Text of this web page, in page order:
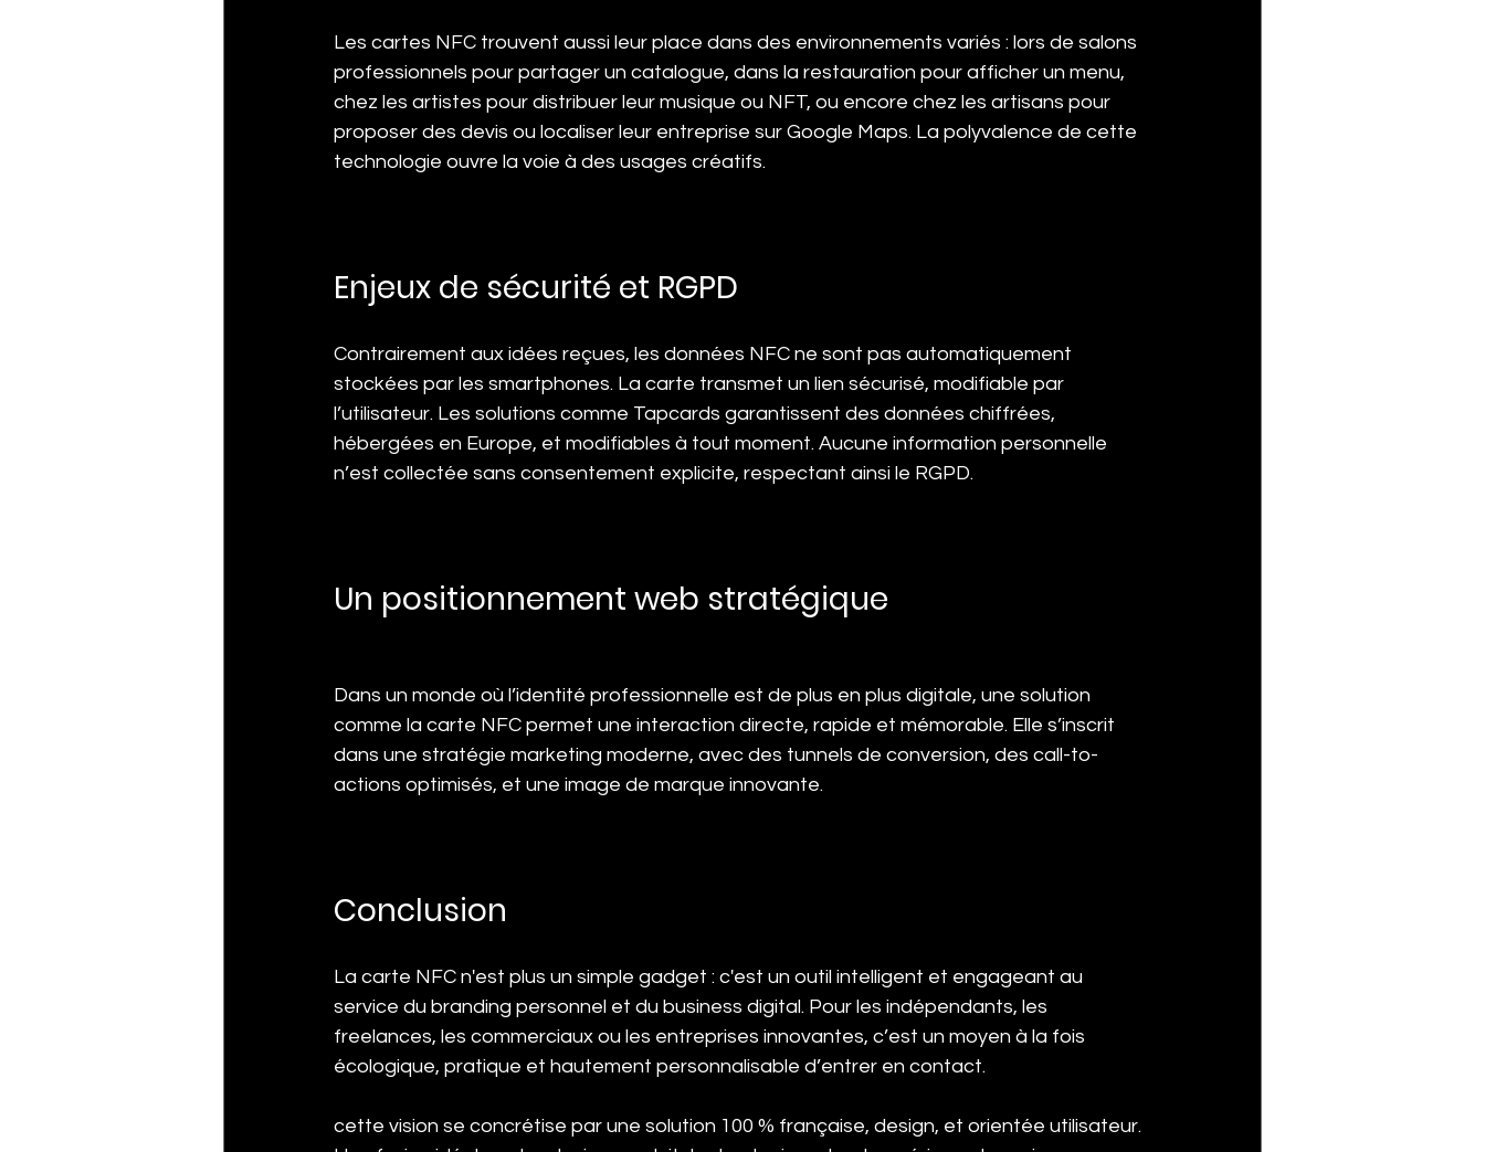
Les cartes NFC trouvent aussi leur place dans des environnements variés : lors de salons
professionnels pour partager un catalogue, dans la restauration pour afficher un menu,
chez les artistes pour distribuer leur musique ou NFT, ou encore chez les artisans pour
proposer des devis ou localiser leur entreprise sur Google Maps. La polyvalence de cette
technologie ouvre la voie à des usages créatifs.
Enjeux de sécurité et RGPD
Contrairement aux idées reçues, les données NFC ne sont pas automatiquement
stockées par les smartphones. La carte transmet un lien sécurisé, modifiable par
l’utilisateur. Les solutions comme Tapcards garantissent des données chiffrées,
hébergées en Europe, et modifiables à tout moment. Aucune information personnelle
n’est collectée sans consentement explicite, respectant ainsi le RGPD.
Un positionnement web stratégique
Dans un monde où l’identité professionnelle est de plus en plus digitale, une solution
comme la carte NFC permet une interaction directe, rapide et mémorable. Elle s’inscrit
dans une stratégie marketing moderne, avec des tunnels de conversion, des call-to-
actions optimisés, et une image de marque innovante.
Conclusion
La carte NFC n'est plus un simple gadget : c'est un outil intelligent et engageant au
service du branding personnel et du business digital. Pour les indépendants, les
freelances, les commerciaux ou les entreprises innovantes, c’est un moyen à la fois
écologique, pratique et hautement personnalisable d’entrer en contact.
cette vision se concrétise par une solution 100 % française, design, et orientée utilisateur.